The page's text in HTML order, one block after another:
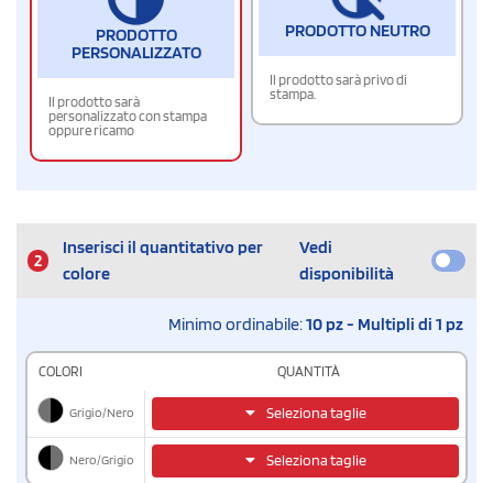
PRODOTTO
PERSONALIZZATO
Il prodotto sarà
personalizzato con stampa
oppure ricamo
PRODOTTO NEUTRO
Il prodotto sarà privo di
stampa.
2
Inserisci il quantitativo per
colore
Vedi
disponibilità
Minimo ordinabile:10 pz - Multipli di 1 pz
COLORI QUANTITÀ
Grigio/Nero Seleziona taglie
Nero/Grigio Seleziona taglie